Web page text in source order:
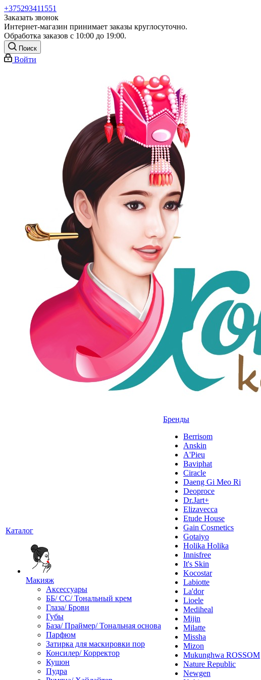
+375293411551
Заказать звонок
Интернет-магазин принимает заказы круглосуточно.
Обработка заказов с 10:00 до 19:00.
Поиск
Войти
Каталог
Макияж
Аксессуары
ББ/ СС/ Тональный крем
Глаза/ Брови
Губы
База/ Праймер/ Тональная основа
Парфюм
Затирка для маскировки пор
Консилер/ Корректор
Кушон
Пудра
Бренды
Berrisom
Anskin
A'Pieu
Baviphat
Ciracle
Daeng Gi Meo Ri
Deoproce
Dr.Jart+
Elizavecca
Etude House
Gain Cosmetics
Gotaiyo
Holika Holika
Innisfree
It's Skin
Kocostar
Labiotte
La'dor
Lioele
Mediheal
Mijin
Milatte
Missha
Mizon
Mukunghwa ROSSOM
Nature Republic
Newgen